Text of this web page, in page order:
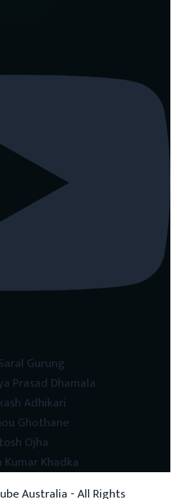
Gurung
Prasad Dhamala
Adhikari
Ghothane
Ojha
Kumar Khadka
Australia - All Rights